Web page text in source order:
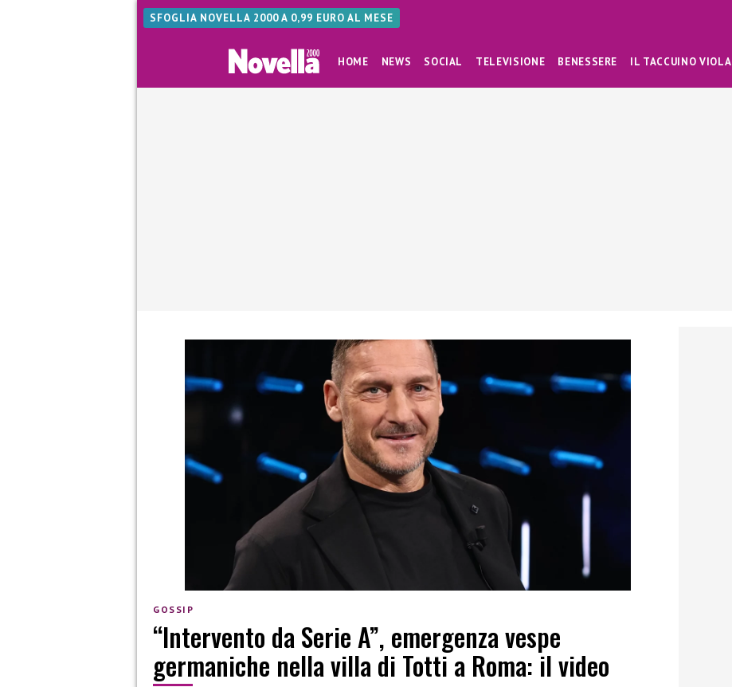
SFOGLIA NOVELLA 2000 A 0,99 EURO AL MESE
HOME NEWS SOCIAL TELEVISIONE BENESSERE IL TACCUINO VIOLA
GOSSIP
“Intervento da Serie A”, emergenza vespe
germaniche nella villa di Totti a Roma: il video